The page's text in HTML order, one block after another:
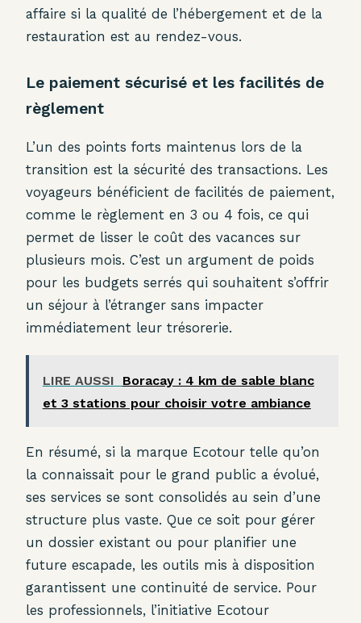
affaire si la qualité de l’hébergement et de la
restauration est au rendez-vous.
Le paiement sécurisé et les facilités de
règlement
L’un des points forts maintenus lors de la
transition est la sécurité des transactions. Les
voyageurs bénéficient de facilités de paiement,
comme le règlement en 3 ou 4 fois, ce qui
permet de lisser le coût des vacances sur
plusieurs mois. C’est un argument de poids
pour les budgets serrés qui souhaitent s’offrir
un séjour à l’étranger sans impacter
immédiatement leur trésorerie.
LIRE AUSSI
Boracay : 4 km de sable blanc
et 3 stations pour choisir votre ambiance
En résumé, si la marque Ecotour telle qu’on
la connaissait pour le grand public a évolué,
ses services se sont consolidés au sein d’une
structure plus vaste. Que ce soit pour gérer
un dossier existant ou pour planifier une
future escapade, les outils mis à disposition
garantissent une continuité de service. Pour
les professionnels, l’initiative Ecotour